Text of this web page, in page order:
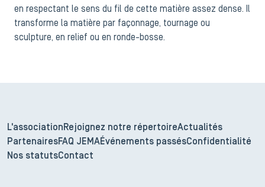
en respectant le sens du fil de cette matière assez dense. Il
transforme la matière par façonnage, tournage ou
sculpture, en relief ou en ronde-bosse.
L'association Rejoignez notre répertoireActualités
PartenairesFAQ JEMAÉvénements passésConfidentialité
Nos statutsContact